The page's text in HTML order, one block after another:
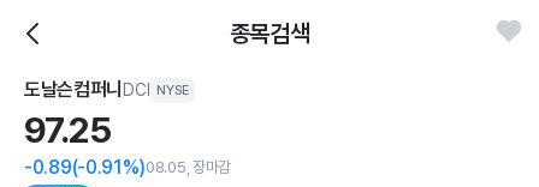
종목검색
도날슨컴퍼니DCI NYSE
97.25
-0.89(-0.91%)08.05, 장마감